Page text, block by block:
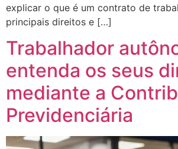
explicar o que é um contrato de
principais direitos e […]
Trabalhador
entenda os seus
mediante a
Previdenciária